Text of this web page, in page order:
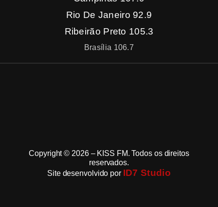
Rio De Janeiro 92.9
Ribeirão Preto 105.3
Brasília 106.7
Copyright © 2026 – KISS FM. Todos os direitos
reservados.
Site desenvolvido por ID7 Studio